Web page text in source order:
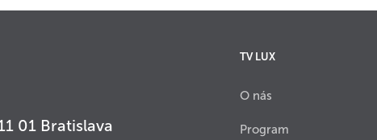
01 Bratislava
TV LUX
O nás
Program